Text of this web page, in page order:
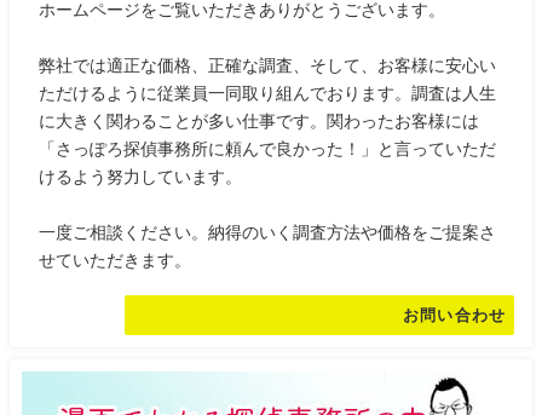
ホームページをご覧いただきありがとうございます。
弊社では適正な価格、正確な調査、そして、お客様に安心い
ただけるように従業員一同取り組んでおります。調査は人生
に大きく関わることが多い仕事です。関わったお客様には
「さっぽろ探偵事務所に頼んで良かった！」と言っていただ
けるよう努力しています。
一度ご相談ください。納得のいく調査方法や価格をご提案さ
せていただきます。
お問い合わせ